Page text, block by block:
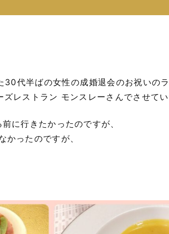
代半ばの女性の成婚退会のお祝いのラ
レストラン モンスレーさんでさせてい
に行きたかったのですが、
かったのですが、